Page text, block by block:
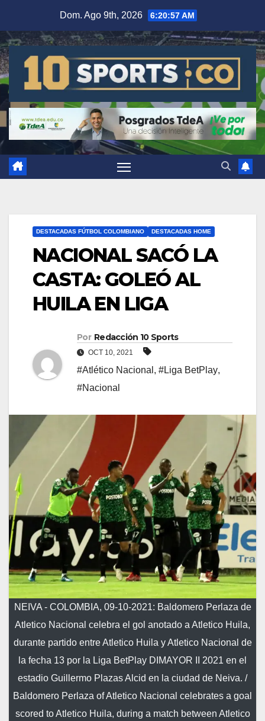
Dom. Ago 9th, 2026 6:20:58 AM
DESTACADAS FÚTBOL COLOMBIANO DESTACADAS HOME
NACIONAL SACÓ LA
CASTA: GOLEÓ AL
HUILA EN LIGA
Por Redacción 10 Sports
OCT 10, 2021
#Atlético Nacional , #Liga BetPlay,
#Nacional
NEIVA - COLOMBIA, 09-10-2021: Baldomero Perlaza de
Atletico Nacional celebra el gol anotado a Atletico Huila,
durante partido entre Atletico Huila y Atletico Nacional de
la fecha 13 por la Liga BetPlay DIMAYOR II 2021 en el
estadio Guillermo Plazas Alcid en la ciudad de Neiva. /
Baldomero Perlaza of Atletico Nacional celebrates a goal
scored to Atletico Huila, during a match between Atletico